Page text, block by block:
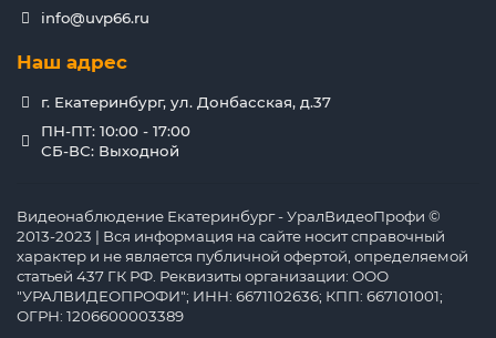
info@uvp66.ru
Наш адрес
г. Екатеринбург, ул. Донбасская, д.37
ПН-ПТ: 10:00 - 17:00
СБ-ВС: Выходной
Видеонаблюдение Екатеринбург - УралВидеоПрофи ©
2013-2023 | Вся информация на сайте носит справочный
характер и не является публичной офертой, определяемой
статьей 437 ГК РФ. Реквизиты организации: ООО
"УРАЛВИДЕОПРОФИ"; ИНН: 6671102636; КПП: 667101001;
ОГРН: 1206600003389